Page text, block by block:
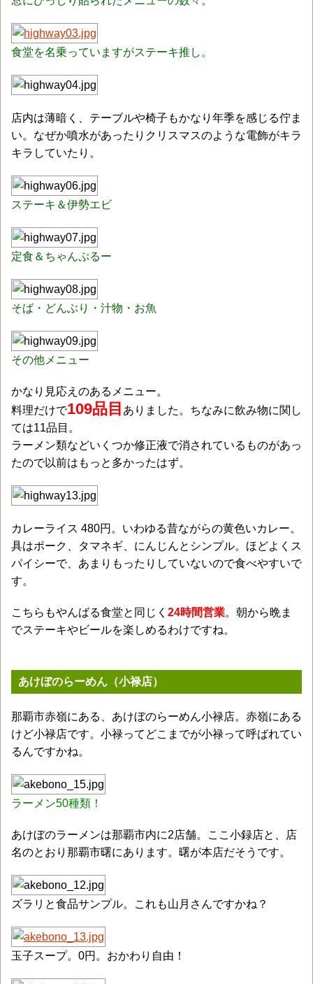
食堂を名乗っていますがステーキ推し。
店内は薄暗く、テーブルや椅子もかなり年季を感じる佇ま
い。なぜか噴水があったりクリスマスのような電飾がキラ
キラしていたり。
ステーキ＆伊勢エビ
定食＆ちゃんぷるー
そば・どんぶり・汁物・お魚
その他メニュー
かなり見応えのあるメニュー。
料理だけで109品目 ありました。ちなみに飲み物に関し
ては11品目。
ラーメン類などいくつか修正液で消されているものがあっ
たので以前はもっと多かったはず。
カレーライス 480円。いわゆる昔ながらの黄色いカレー。
具はポーク、タマネギ、にんじんとシンプル。ほどよくス
パイシーで、あまりもったりしていないので食べやすいで
す。
こちらもやんばる食堂と同じく 24時間営業。朝から晩ま
でステーキやビールを楽しめるわけですね。
あけぼのらーめん（小禄店）
那覇市赤嶺にある、あけぼのらーめん小禄店。赤嶺にある
けど小禄店です。小禄ってどこまでが小禄って呼ばれてい
るんですかね。
ラーメン50種類！
あけぼのラーメンは那覇市内に2店舗。ここ小録店と、店
名のとおり那覇市曙にあります。曙が本店だそうです。
ズラリと食品サンプル。これも山月さんですかね？
玉子スープ。0円。おかわり自由！